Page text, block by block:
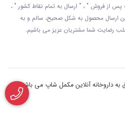
از فروش " ، " ارسال به تمام نقاط کشور " ،
ارسال محصول به شکل صحيح، سالم و به
رضايت شما مشتريان عزیز می باشيم.
داروخانه آنلاین مکمل شاپ می باشد